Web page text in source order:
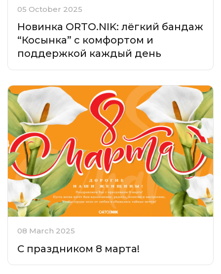
05 October 2025
Новинка ORTO.NIK: лёгкий бандаж
“Косынка” с комфортом и
поддержкой каждый день
08 March 2025
С праздником 8 марта!